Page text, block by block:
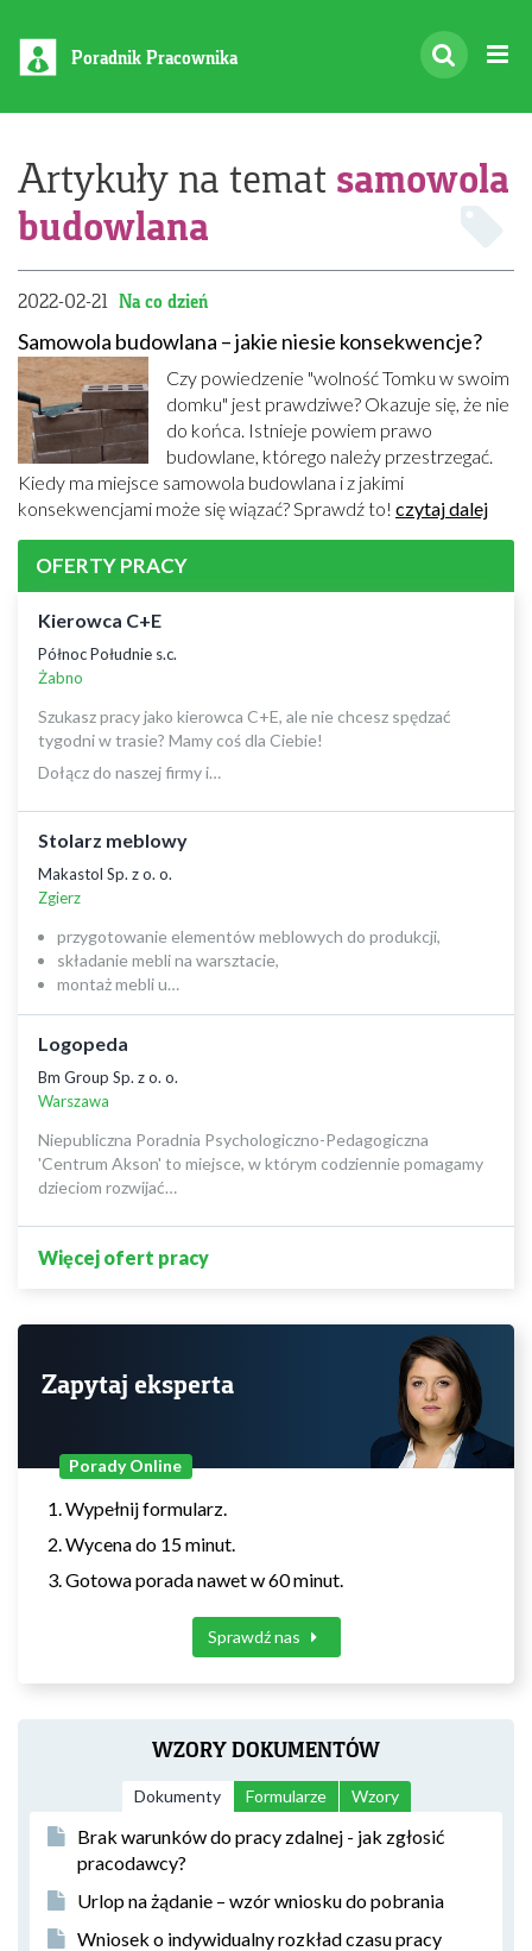
Poradnik Pracownika
Artykuły na temat samowola
budowlana
2022-02-21 Na co dzień
Samowola budowlana – jakie niesie konsekwencje?
Czy powiedzenie "wolność Tomku w swoim
domku" jest prawdziwe? Okazuje się, że nie
do końca. Istnieje powiem prawo
budowlane, którego należy przestrzegać.
Kiedy ma miejsce samowola budowlana i z jakimi
konsekwencjami może się wiązać? Sprawdź to! czytaj dalej
OFERTY PRACY
Kierowca C+E
Północ Południe s.c.
Żabno
Szukasz pracy jako kierowca C+E, ale nie chcesz spędzać
tygodni w trasie? Mamy coś dla Ciebie!
Dołącz do naszej firmy i…
Stolarz meblowy
Makastol Sp. z o. o.
Zgierz
przygotowanie elementów meblowych do produkcji,
składanie mebli na warsztacie,
montaż mebli u…
Logopeda
Bm Group Sp. z o. o.
Warszawa
Niepubliczna Poradnia Psychologiczno-Pedagogiczna
'Centrum Akson' to miejsce, w którym codziennie pomagamy
dzieciom rozwijać…
Więcej ofert pracy
Zapytaj eksperta
Porady Online
Wypełnij formularz.
Wycena do 15 minut.
Gotowa porada nawet w 60 minut.
Sprawdź nas
WZORY DOKUMENTÓW
Dokumenty Formularze Wzory
Brak warunków do pracy zdalnej - jak zgłosić
pracodawcy?
Urlop na żądanie – wzór wniosku do pobrania
Wniosek o indywidualny rozkład czasu pracy